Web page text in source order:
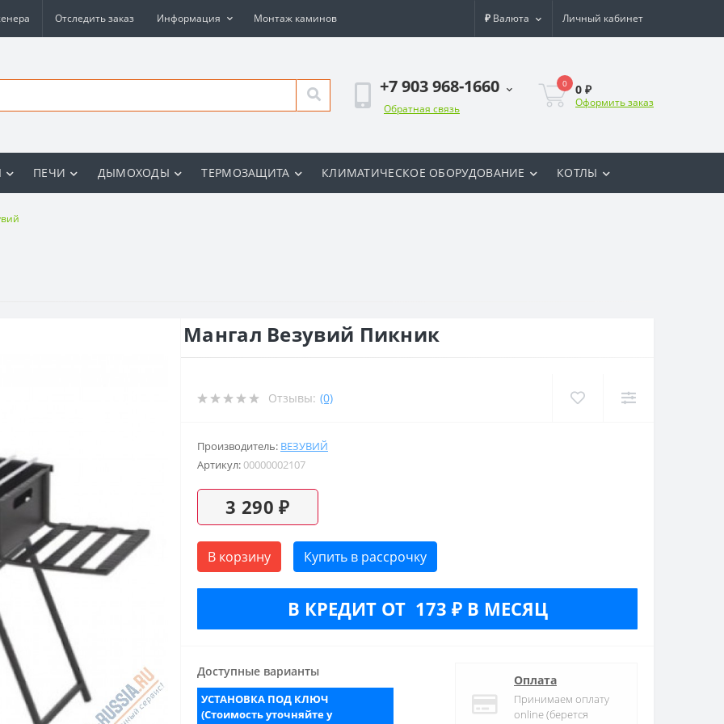
Отследить заказ Информация Монтаж каминов ₽ Валюта Личный кабинет
+7 903 968-1660
Обратная связь
0 0 ₽
Оформить заказ
ПЕЧИ ДЫМОХОДЫ ТЕРМОЗАЩИТА КЛИМАТИЧЕСКОЕ ОБОРУДОВАНИЕ КОТЛЫ
Мангал Везувий Пикник
Отзывы: (0)
Производитель: ВЕЗУВИЙ
Артикул:00000002107
3 290 ₽
В корзину Купить в рассрочку
В КРЕДИТ ОТ 173 ₽ В МЕСЯЦ
Доступные варианты
УСТАНОВКА ПОД КЛЮЧ
(Стоимость уточняйте у
Оплата
Принимаем оплату
online (берется